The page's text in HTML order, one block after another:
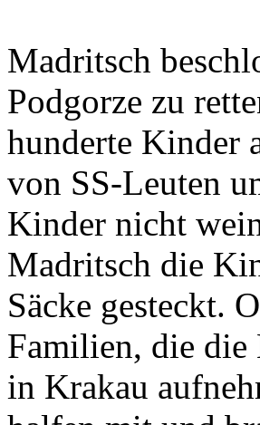
Madritsch
Podgorze zu
hunderte Kinder
von SS-Leuten
Kinder nicht
Madritsch die
Säcke gesteckt.
Familien, die
in Krakau